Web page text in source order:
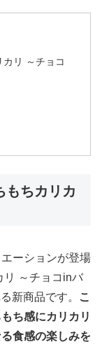
リ ～チョコ
もちカリカ
ーションが登場
リ ～チョコinバ
新商品です。
こ
ち感にカリカリ
食感の楽しみを